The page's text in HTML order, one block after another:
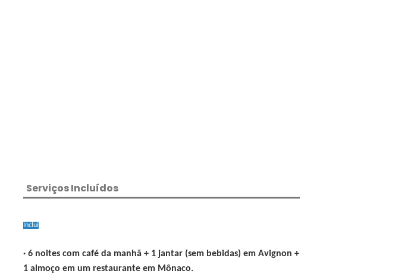
Serviços Incluídos
Inclui
· 6 noites com café da manhã + 1 jantar (sem bebidas) em Avignon +
1 almoço em um restaurante em Mônaco.